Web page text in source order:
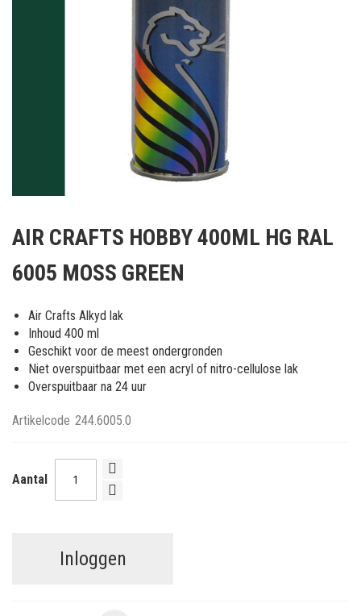
het
van
afbeeldingen-
gallerij
AIR CRAFTS HOBBY 400ML HG RAL
6005 MOSS GREEN
Air Crafts Alkyd lak
Inhoud 400 ml
Geschikt voor de meest ondergronden
Niet overspuitbaar met een acryl of nitro-cellulose lak
Overspuitbaar na 24 uur
Artikelcode 244.6005.0
Aantal
Inloggen